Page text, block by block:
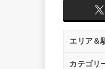
エリア＆
カテゴリ